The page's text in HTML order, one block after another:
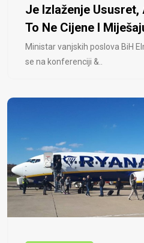
Je Izlaženje Ususret,
To Ne Cijene I
Ministar vanjskih poslova BiH
se na konferenciji &..